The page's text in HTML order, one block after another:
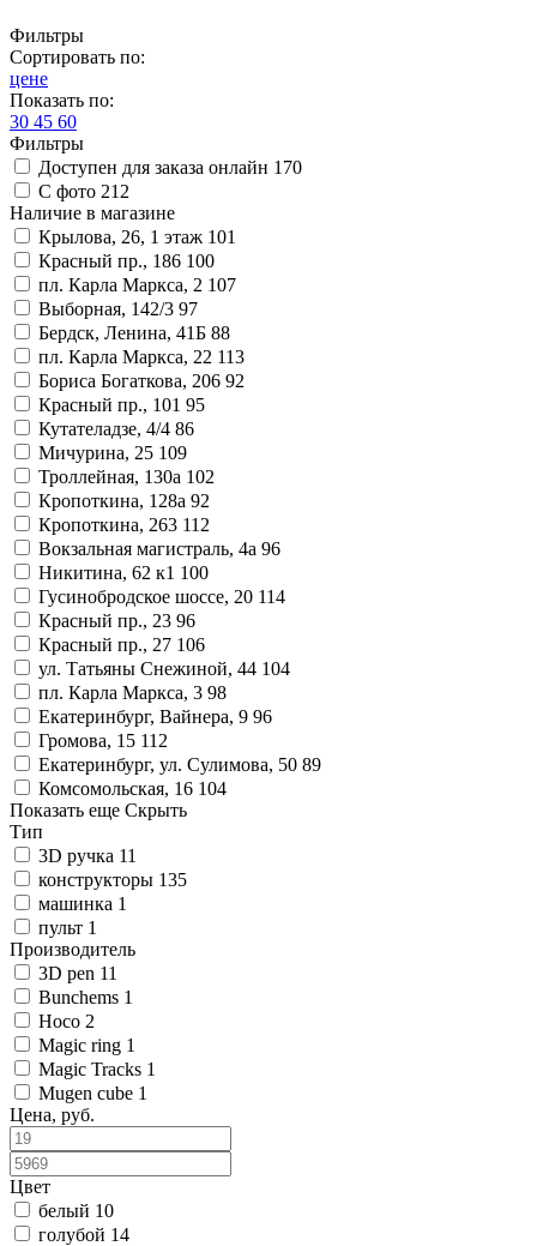
Фильтры
Сортировать по:
цене
Показать по:
30 45 60
Фильтры
Доступен для заказа онлайн 170
С фото 212
Наличие в магазине
Крылова, 26, 1 этаж 101
Красный пр., 186 100
пл. Карла Маркса, 2 107
Выборная, 142/3 97
Бердск, Ленина, 41Б 88
пл. Карла Маркса, 22 113
Бориса Богаткова, 206 92
Красный пр., 101 95
Кутателадзе, 4/4 86
Мичурина, 25 109
Троллейная, 130а 102
Кропоткина, 128а 92
Кропоткина, 263 112
Вокзальная магистраль, 4а 96
Никитина, 62 к1 100
Гусинобродское шоссе, 20 114
Красный пр., 23 96
Красный пр., 27 106
ул. Татьяны Снежиной, 44 104
пл. Карла Маркса, 3 98
Екатеринбург, Вайнера, 9 96
Громова, 15 112
Екатеринбург, ул. Сулимова, 50 89
Комсомольская, 16 104
Показать еще Скрыть
Тип
3D ручка 11
конструкторы 135
машинка 1
пульт 1
Производитель
3D pen 11
Bunchems 1
Hoco 2
Magic ring 1
Magic Tracks 1
Mugen cube 1
Цена, руб.
Цвет
белый 10
голубой 14